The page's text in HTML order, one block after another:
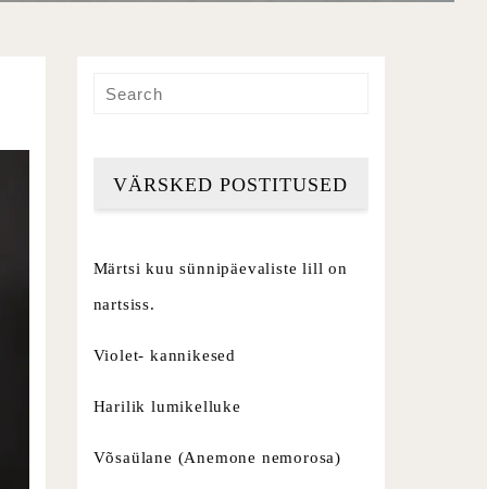
VÄRSKED POSTITUSED
Märtsi kuu sünnipäevaliste lill on
nartsiss.
Violet- kannikesed
Harilik lumikelluke
Võsaülane (Anemone nemorosa)